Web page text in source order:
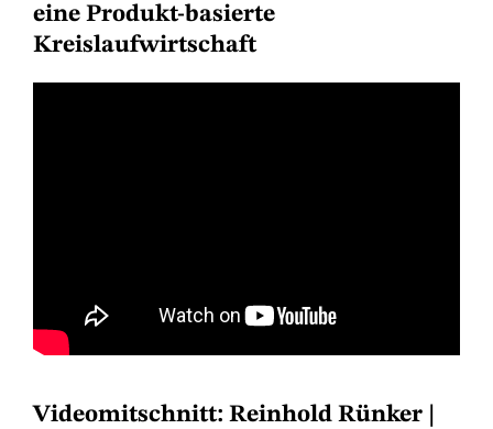
eine Produkt-basierte
Kreislaufwirtschaft
Videomitschnitt: Reinhold Rünker |